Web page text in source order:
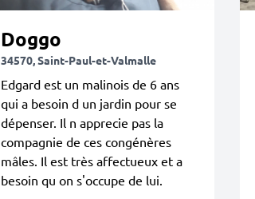
Doggo
34570, Saint-Paul-et-Valmalle
Edgard est un malinois de 6 ans
qui a besoin d un jardin pour se
dépenser. Il n apprecie pas la
compagnie de ces congénères
mâles. Il est très affectueux et a
besoin qu on s'occupe de lui.